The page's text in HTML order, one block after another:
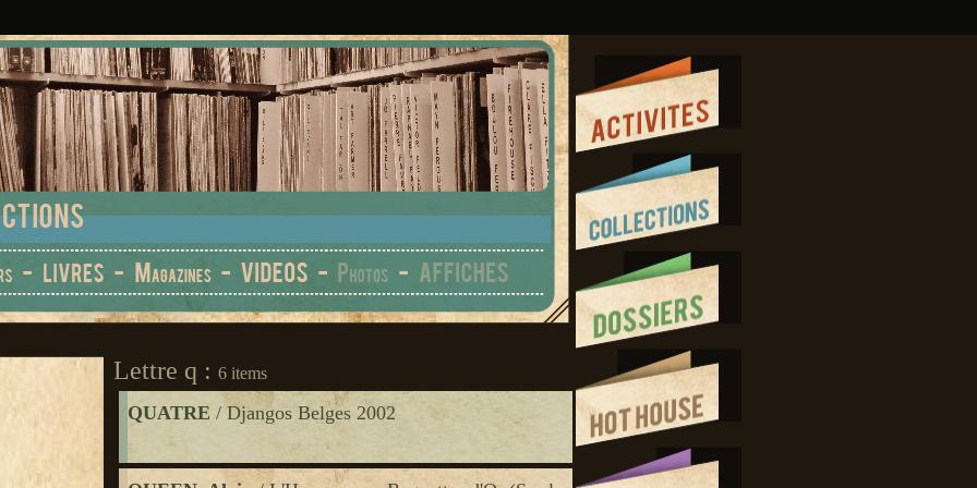
Lettre q : 6 items
QUATRE / Djangos Belges 2002